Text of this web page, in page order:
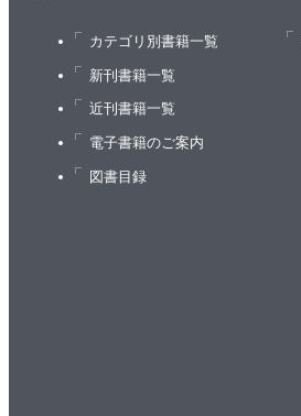
カテゴリ別書籍一覧
新刊書籍一覧
近刊書籍一覧
電子書籍のご案内
図書目録